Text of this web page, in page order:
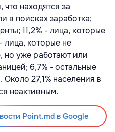
находятся за
в поисках заработка;
11,2% - лица, которые
лица, которые не
но уже работают или
6,7% - остальные
Около 27,1% населения в
неактивным.
Point.md в Google